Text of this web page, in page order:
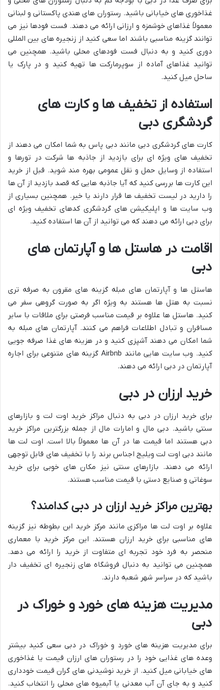
غذاخوری های خیابانی باشید. رستوران های هندی پاکستانی و لبنانی
معمولاً غذاهای خوشمزه و ارزانی ارائه می دهند. فست فودها نیز می
توانند گزینه مناسبی باشند اما سعی کنید از زنجیره های بین المللی
دوری کنید و به دنبال فست فودهای محلی باشید. همچنین می
توانید غذاهای آماده از سوپرمارکت ها تهیه کنید و در پارک یا
ساحل میل کنید.
استفاده از تخفیف ها و کارت های
گردشگری دبی
کارت های گردشگری دبی مانند دبی پاس به شما امکان می دهند از
تخفیف های ویژه ای برای بازدید از جاذبه ها شرکت در تورها و
استفاده از وسایل حمل و نقل عمومی بهره مند شوید. قبل از خرید
این کارت ها بررسی کنید که آیا جاذبه هایی که قصد بازدید از آن ها
را دارید در لیست تخفیف ها قرار دارند یا خیر. همچنین بسیاری از
وب سایت ها و اپلیکیشن های گردشگری کدهای تخفیف ویژه ای
برای دبی ارائه می دهند که می توانید از آن ها استفاده کنید.
اقامت در هاستل ها و آپارتمان های
دبی
هاستل ها و آپارتمان های مبله گزینه های مقرون به صرفه تری
نسبت به هتل ها هستند به ویژه اگر به صورت گروهی سفر می
کنید. هاستل ها علاوه بر قیمت مناسب فرصتی برای ملاقات با سایر
مسافران و تبادل اطلاعات فراهم می کنند. آپارتمان های مبله به
شما امکان می دهند آشپزی کنید و در هزینه های غذا صرفه جویی
کنید. وب سایت هایی مانند Airbnb گزینه های متنوعی برای اجاره
آپارتمان در دبی ارائه می دهند.
خرید ارزان در دبی
برای خرید ارزان در دبی به دنبال مراکز خرید اوت لت و بازارهای
سنتی باشید. دبی مال و امارات مال از جمله بزرگترین مراکز خرید
دبی هستند اما قیمت ها در آن ها معمولاً بالا است. اوت لت ها
مانند دبی اوت لت ویلیج اجناس برند را با تخفیف های قابل توجهی
ارائه می دهند. بازارهای سنتی نیز مکان های خوبی برای خرید
سوغاتی و صنایع دستی با قیمت مناسب هستند.
بهترین مراکز خرید ارزان در دبی کدامند؟
علاوه بر اوت لت ها مراکزی مانند مرکز خرید ابن بطوطه نیز گزینه
های مناسبی برای خرید ارزان هستند. این مرکز خرید با معماری
منحصر به فرد خود تجربه ای متفاوت از خرید را ارائه می دهد.
همچنین می توانید به دنبال فروشگاه های زنجیره ای تخفیف دار
باشید که در سراسر شهر شعبه دارند.
مدیریت هزینه های خورد و خوراک در
دبی
برای مدیریت هزینه های خورد و خوراک در دبی سعی کنید بیشتر
وعده های غذایی خود را در رستوران های ارزان قیمت یا غذاخوری
های خیابانی میل کنید. از خرید نوشیدنی های گران قیمت خودداری
کنید و به جای آن آب معدنی یا آبمیوه های محلی را انتخاب کنید.